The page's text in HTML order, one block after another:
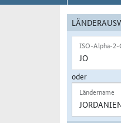
ISO-Alpha-2-
oder
Ländername